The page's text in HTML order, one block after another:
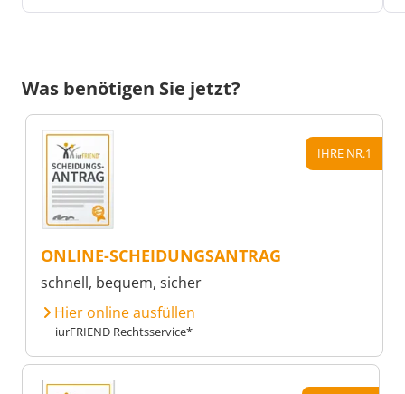
Was benötigen Sie jetzt?
IHRE NR.1
ONLINE-SCHEIDUNGSANTRAG
schnell, bequem, sicher
Hier online ausfüllen
iurFRIEND Rechtsservice*